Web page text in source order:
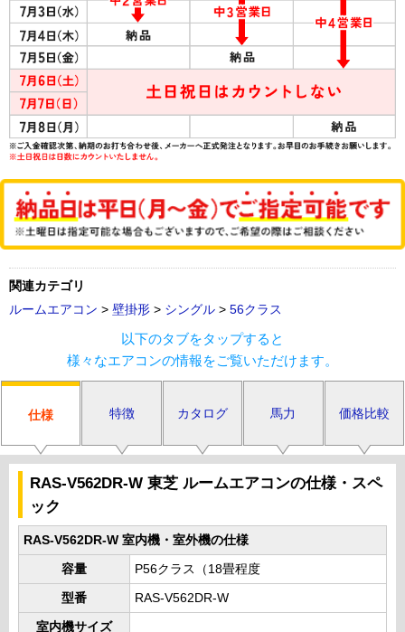
関連カテゴリ
ルームエアコン > 壁掛形 > シングル > 56クラス
以下のタブをタップすると
様々なエアコンの情報をご覧いただけます。
仕様 特徴 カタログ 馬力 価格比較
RAS-V562DR-W 東芝 ルームエアコンの仕様・スペ
ック
RAS-V562DR-W 室内機・室外機の仕様
容量 P56クラス（18畳程度
型番 RAS-V562DR-W
室内機サイズ